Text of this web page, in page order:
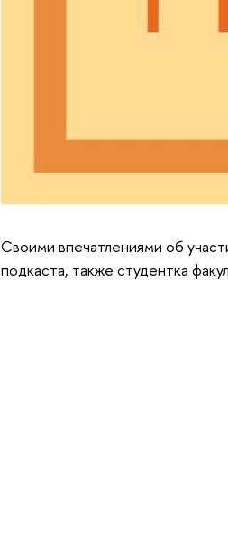
Своими впечатлениями об
подкаста, также студентка